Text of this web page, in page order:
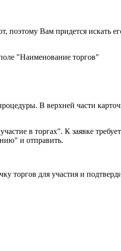
поэтому Вам придется искать
"Наименование торгов"
В верхней части
в торгах". К заявке
и отправить.
торгов для участия и